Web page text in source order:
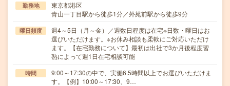
勤務地
東京都港区
青山一丁目駅から徒歩1分／外苑前駅から徒歩9分
曜日頻度
週4～5日（月～金）／週数日程度は在宅※日数・曜日はお
選びいただけます。※お休み相談も柔軟にご対応いただけ
ます。【在宅勤務について】最初は出社で3か月後程度習
熟によって週1日在宅相談可能
時間
9:00～17:30の中で、実働6.5時間以上でお選びいただけま
す。【例】10:00～17:30、9…